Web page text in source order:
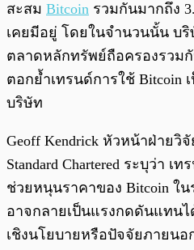
สะสม Bitcoin รวมกันมากถึง
เคยมีอยู่ โดยในจำนวนนั้น บ
ตลาดหลักทรัพย์ถือครองรวมกั
ตอกย้ำเทรนด์การใช้ Bitcoin
บริษัท
Geoff Kendrick หัวหน้าฝ่าย
Standard Chartered ระบุว่า
ช่วยหนุนราคาของ Bitcoin ใ
อาจกลายเป็นแรงกดดันแทน
เชิงนโยบายหรือปัจจัยภายน